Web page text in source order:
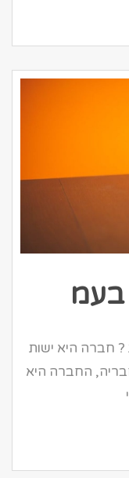
בעמ
חברה היא ישות
החברה היא